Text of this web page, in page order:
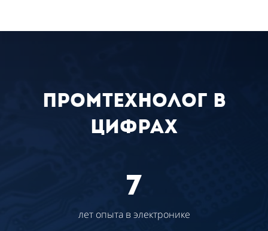
промтехнолог в
цифрах
7
лет опыта в электронике